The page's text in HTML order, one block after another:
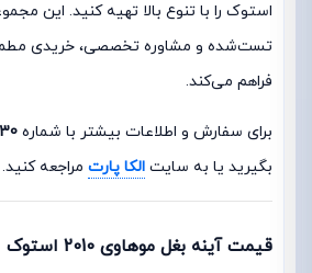
استوک را با تنوع بالا تهیه کنید. این
تست‌شده و مشاوره تخصصی، خریدی
فراهم می‌کند.
برای سفارش و اطلاعات بیشتر با شماره
بگیرید یا به سایت الکا پارت مراجعه کنید.
قیمت آینه بغل موهاوی 2010 استوک